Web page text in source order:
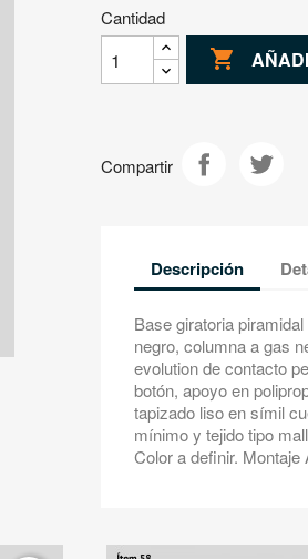
Cantidad

Compartir
Descripción
Base giratoria
negro, columna a gas
evolution de contacto
botón, apoyo en
tapizado liso en símil
mínimo y tejido tipo
Color a definir. Montaje